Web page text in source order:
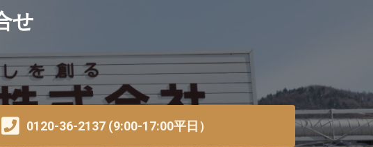
せ
0120-36-2137 (9:00-17:00平日）